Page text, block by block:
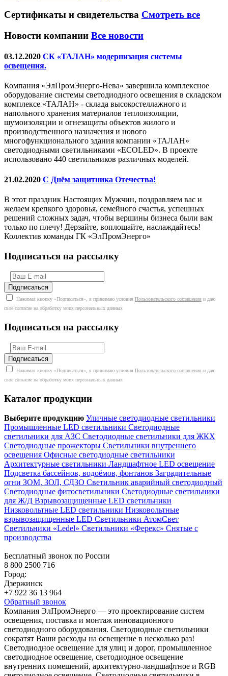
Сертификаты и свидетельства Смотреть все
Новости компании Все новости
03.12.2020 СК «ТАЛАН» модернизация системы
освещения.
Компания «ЭлПромЭнерго-Нева» завершила комплексное
оборудование системы светодиодного освещения в складском
комплексе «ТАЛАН» - склада высокостеллажного и
напольного хранения материалов теплоизоляции,
шумоизоляции и огнезащиты объектов жилого и
производственного назначения и нового
многофункционального здания компании «ТАЛАН»
светодиодными светильниками «ECOLED». В проекте
использовано 440 светильников различных моделей.
21.02.2020 С Днём защитника Отечества!
В этот праздник Настоящих Мужчин, поздравляем вас и
желаем крепкого здоровья, семейного счастья, успешных
решений сложных задач, чтобы вершины бизнеса были вам
только по плечу! Дерзайте, воплощайте, наслаждайтесь!
Коллектив команды ГК «ЭлПромЭнерго»
Подписаться на рассылку
Нажимая кнопку «Подписаться», я принимаю условия Пользовательского соглашения и даю
своё согласие на обработку моих персональных данных
Подписаться на рассылку
Нажимая кнопку «Подписаться», я принимаю условия Пользовательского соглашения и даю
своё согласие на обработку моих персональных данных
Каталог продукции
Выберите продукцию Уличные светодиодные светильники
Промышленные LED светильники Светодиодные
светильники для АЗС Светодиодные светильники для ЖКХ
Светодиодные прожекторы Светильники внутреннего
освещения Офисные светодиодные светильники
Архитектурные светильники Ландшафтное LED освещение
Подсветка бассейнов, водоёмов, фонтанов Заградительные
огни ЗОМ, ЗОЛ, СДЗО Светильник аварийный светодиодный
Светодиодные фитосветильники Светодиодные светильники
для Ж/Д Взрывозащищенные LED светильники
Низковольтные LED светильники Низковольтные
взрывозащищенные LED Светильники АтомСвет
Светильники «Ledel» Светильники «Ферекс» Снятые с
производства
Бесплатный звонок по России
8 800 2500 716
Город:
Дзержинск
+7 922 36 13 964
Обратный звонок
Компания ЭлПромЭнерго — это проектирование систем
освещения, поставка и монтаж инновационного
светодиодного оборудования. Светодиодные светильники
сократят Ваши расходы на освещение в несколько раз!
Светодиодное освещение для улиц и дорог, промышленное
светодиодное освещение, светодиодное освещение
внутренних помещений, архитектурно-ландшафтное и RGB